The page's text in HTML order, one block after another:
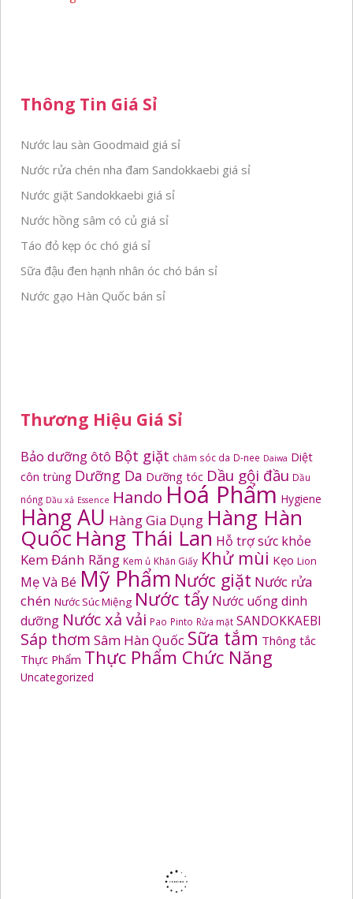
Thông Tin Giá Sỉ
Nước lau sàn Goodmaid giá sỉ
Nước rửa chén nha đam Sandokkaebi giá sỉ
Nước giặt Sandokkaebi giá sỉ
Nước hồng sâm có củ giá sỉ
Táo đỏ kẹp óc chó giá sỉ
Sữa đậu đen hạnh nhân óc chó bán sỉ
Nước gạo Hàn Quốc bán sỉ
Thương Hiệu Giá Sỉ
Bảo dưỡng ôtô Bột giặt chăm sóc da D-nee Daiwa Diệt
côn trùng Dưỡng Da Dưỡng tóc Dầu gội đầu Dầu
nóng Dầu xả Essence Hando Hoá Phẩm Hygiene
Hàng AU Hàng Gia Dụng Hàng Hàn
Quốc Hàng Thái Lan Hỗ trợ sức khỏe
Kem Đánh Răng Kem ủ Khăn Giấy Khử mùi Kẹo Lion
Mẹ Và Bé Mỹ Phẩm Nước giặt Nước rửa
chén Nước Súc Miệng Nước tẩy Nước uống dinh
dưỡng Nước xả vải Pao Pinto Rửa mặt SANDOKKAEBI
Sáp thơm Sâm Hàn Quốc Sữa tắm Thông tắc
Thực Phẩm Thực Phẩm Chức Năng
Uncategorized